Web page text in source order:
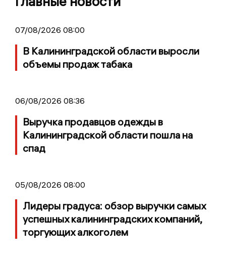
07/08/2026 08:00
В Калининградской области выросли
объемы продаж табака
06/08/2026 08:36
Выручка продавцов одежды в
Калининградской области пошла на
спад
05/08/2026 08:00
Лидеры градуса: обзор выручки самых
успешных калининградских компаний,
торгующих алкоголем